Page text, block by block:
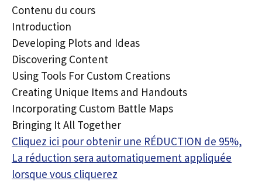
Contenu du cours
Introduction
Developing Plots and Ideas
Discovering Content
Using Tools For Custom Creations
Creating Unique Items and Handouts
Incorporating Custom Battle Maps
Bringing It All Together
Cliquez ici pour obtenir une RÉDUCTION de 95%,
La réduction sera automatiquement appliquée
lorsque vous cliquerez